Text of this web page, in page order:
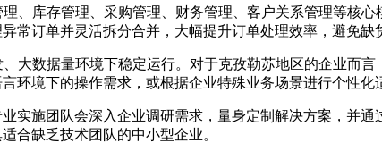
、库存管理、采购管理、财务管理、客户关系管理等核
常订单并灵活拆分合并，大幅提升订单处理效率，避免缺
大数据量环境下稳定运行。对于克孜勒苏地区的企业而
环境下的操作需求，或根据企业特殊业务场景进行个性化
业实施团队会深入企业调研需求，量身定制解决方案，并
合缺乏技术团队的中小型企业。